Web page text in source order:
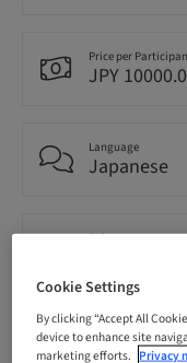
Price per
JPY
Language
Japanese
Points
Delivery method
Event
Cookie Settings
By clicking “Accept All
device to enhance site
marketing efforts. Privacy